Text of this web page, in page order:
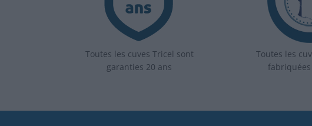
Toutes les cuves Tricel sont
garanties 20 ans
Toutes les